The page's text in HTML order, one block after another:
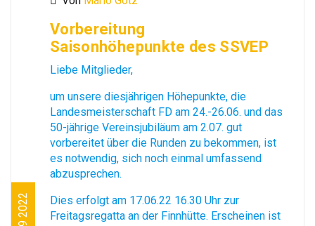
Vorbereitung
Saisonhöhepunkte des SSVEP
Liebe Mitglieder,
um unsere diesjährigen Höhepunkte, die
Landesmeisterschaft FD am 24.-26.06. und das
50-jährige Vereinsjubiläum am 2.07. gut
vorbereitet über die Runden zu bekommen, ist
es notwendig, sich noch einmal umfassend
abzusprechen.
Dies erfolgt am 17.06.22 16.30 Uhr zur
Freitagsregatta an der Finnhütte. Erscheinen ist